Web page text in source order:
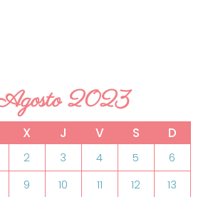
2023
X J V S D
2 3 4 5
6
9 10 11 12
13